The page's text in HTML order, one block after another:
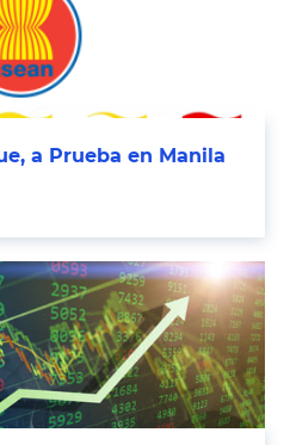
a Prueba en Manila